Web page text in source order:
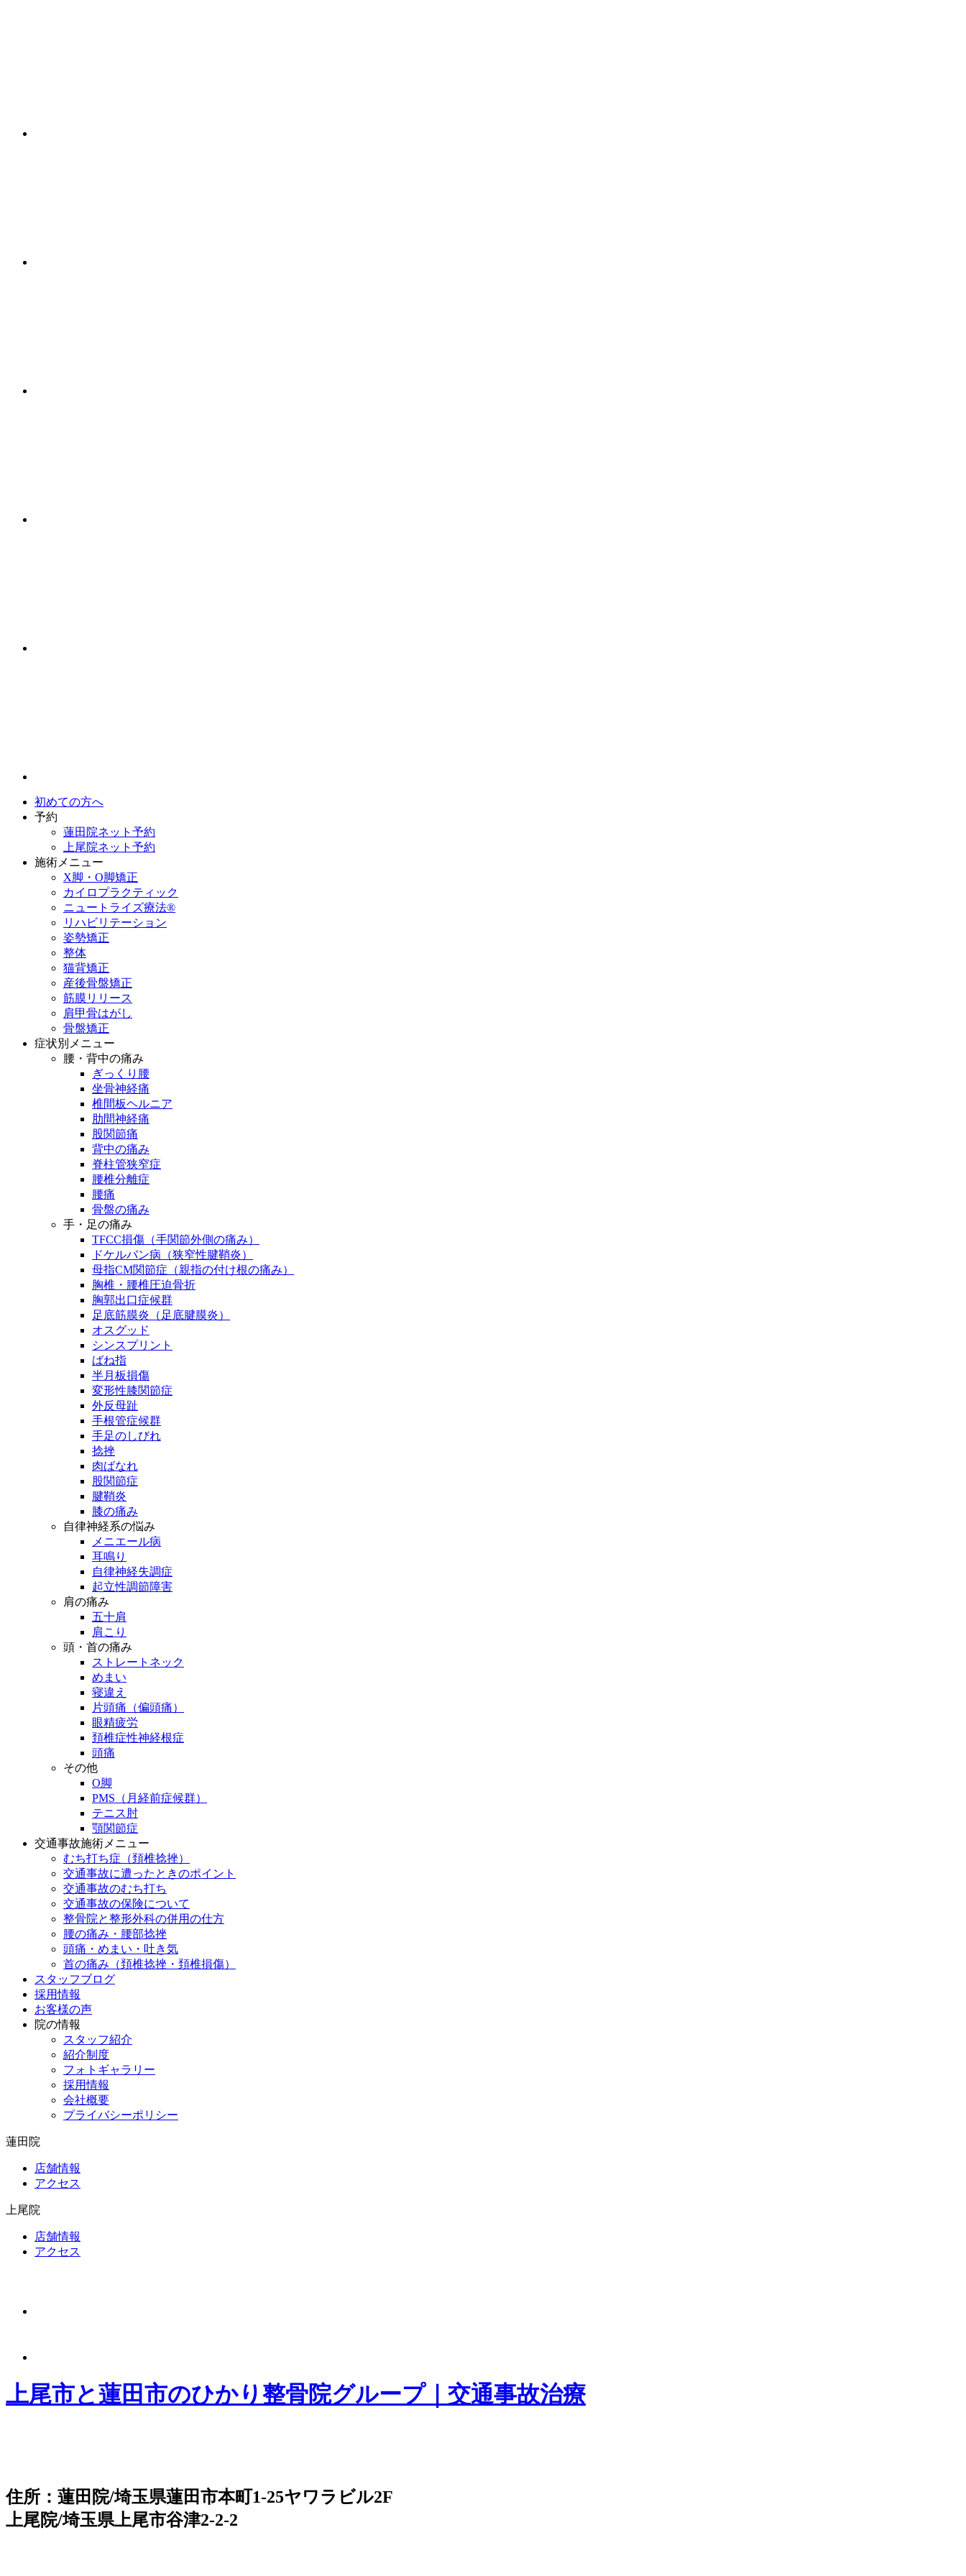
初めての方へ
予約
蓮田院ネット予約
上尾院ネット予約
施術メニュー
X脚・O脚矯正
カイロプラクティック
ニュートライズ療法®
リハビリテーション
姿勢矯正
整体
猫背矯正
産後骨盤矯正
筋膜リリース
肩甲骨はがし
骨盤矯正
症状別メニュー
腰・背中の痛み
ぎっくり腰
坐骨神経痛
椎間板ヘルニア
肋間神経痛
股関節痛
背中の痛み
脊柱管狭窄症
腰椎分離症
腰痛
骨盤の痛み
手・足の痛み
TFCC損傷（手関節外側の痛み）
ドケルバン病（狭窄性腱鞘炎）
母指CM関節症（親指の付け根の痛み）
胸椎・腰椎圧迫骨折
胸郭出口症候群
足底筋膜炎（足底腱膜炎）
オスグッド
シンスプリント
ばね指
半月板損傷
変形性膝関節症
外反母趾
手根管症候群
手足のしびれ
捻挫
肉ばなれ
股関節症
腱鞘炎
膝の痛み
自律神経系の悩み
メニエール病
耳鳴り
自律神経失調症
起立性調節障害
肩の痛み
五十肩
肩こり
頭・首の痛み
ストレートネック
めまい
寝違え
片頭痛（偏頭痛）
眼精疲労
頚椎症性神経根症
頭痛
その他
O脚
PMS（月経前症候群）
テニス肘
顎関節症
交通事故施術メニュー
むち打ち症（頚椎捻挫）
交通事故に遭ったときのポイント
交通事故のむち打ち
交通事故の保険について
整骨院と整形外科の併用の仕方
腰の痛み・腰部捻挫
頭痛・めまい・吐き気
首の痛み（頚椎捻挫・頚椎損傷）
スタッフブログ
採用情報
お客様の声
院の情報
スタッフ紹介
紹介制度
フォトギャラリー
採用情報
会社概要
プライバシーポリシー
蓮田院
店舗情報
アクセス
上尾院
店舗情報
アクセス
上尾市と蓮田市のひかり整骨院グループ｜交通事故治療
住所：蓮田院/埼玉県蓮田市本町1-25ヤワラビル2F
上尾院/埼玉県上尾市谷津2-2-2